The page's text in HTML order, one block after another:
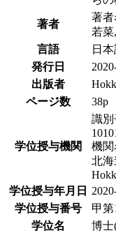
著者
著者
若
言語
日
発行日
出版者
ページ数
38p
学位授与機関
識別
機関
北海
学位授与年月日
学位授与番号
甲第
学位名
博士